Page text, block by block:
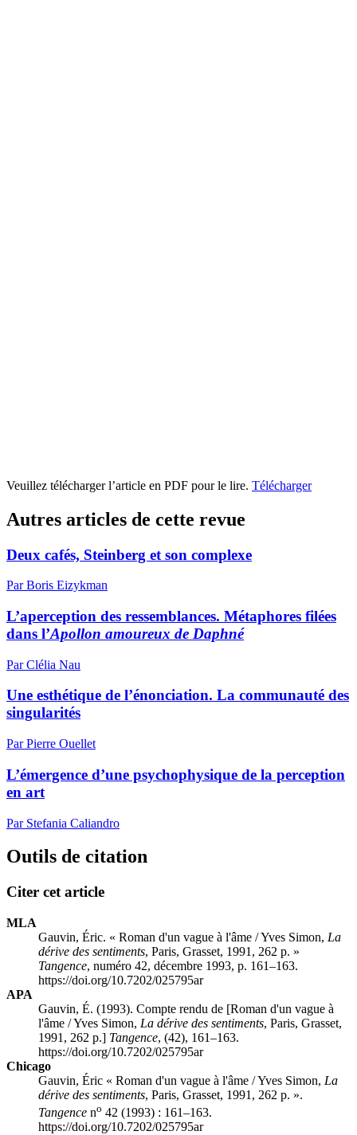
Veuillez télécharger l’article en PDF pour le lire. Télécharger
Autres articles de cette revue
Deux cafés, Steinberg et son complexe
Par Boris Eizykman
L’aperception des ressemblances. Métaphores filées
dans l’Apollon amoureux de Daphné
Par Clélia Nau
Une esthétique de l’énonciation. La communauté des
singularités
Par Pierre Ouellet
L’émergence d’une psychophysique de la perception
en art
Par Stefania Caliandro
Outils de citation
Citer cet article
MLA
Gauvin, Éric. « Roman d'un vague à l'âme / Yves Simon, La
dérive des sentiments, Paris, Grasset, 1991, 262 p. »
Tangence, numéro 42, décembre 1993, p. 161–163.
https://doi.org/10.7202/025795ar
APA
Gauvin, É. (1993). Compte rendu de [Roman d'un vague à
l'âme / Yves Simon, La dérive des sentiments, Paris, Grasset,
1991, 262 p.] Tangence, (42), 161–163.
https://doi.org/10.7202/025795ar
Chicago
Gauvin, Éric « Roman d'un vague à l'âme / Yves Simon, La
dérive des sentiments, Paris, Grasset, 1991, 262 p. ».
Tangence no 42 (1993) : 161–163.
https://doi.org/10.7202/025795ar